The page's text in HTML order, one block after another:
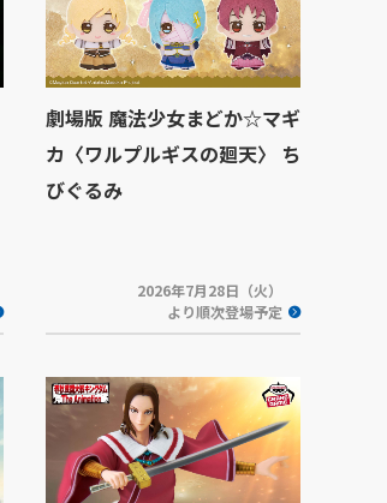
劇場版 魔法少女まどか☆マギ
カ〈ワルプルギスの廻天〉 ち
びぐるみ
2026年7月28日（火）
より順次登場予定